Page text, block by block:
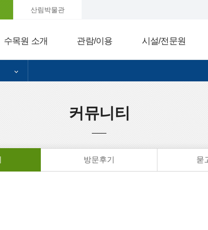
산림박물관
수목원 소개 관람/이용 시설/전문원
커뮤니티
방문후기 묻